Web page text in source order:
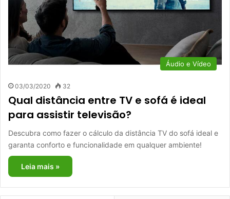
Áudio e Vídeo
03/03/2020 32
Qual distância entre TV e sofá é ideal
para assistir televisão?
Descubra como fazer o cálculo da distância TV do sofá ideal e
garanta conforto e funcionalidade em qualquer ambiente!
Leia mais »